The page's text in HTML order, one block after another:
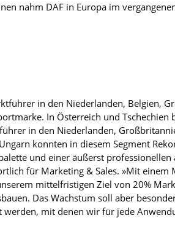
nahm DAF in Europa im
in den Niederlanden, Belgien,
In Österreich und Tschechien
in den Niederlanden,
konnten in diesem Segment
und einer äußerst
für Marketing & Sales. »Mit
mittelfristigen Ziel von 20%
Das Wachstum soll aber
werden, mit denen wir für jede